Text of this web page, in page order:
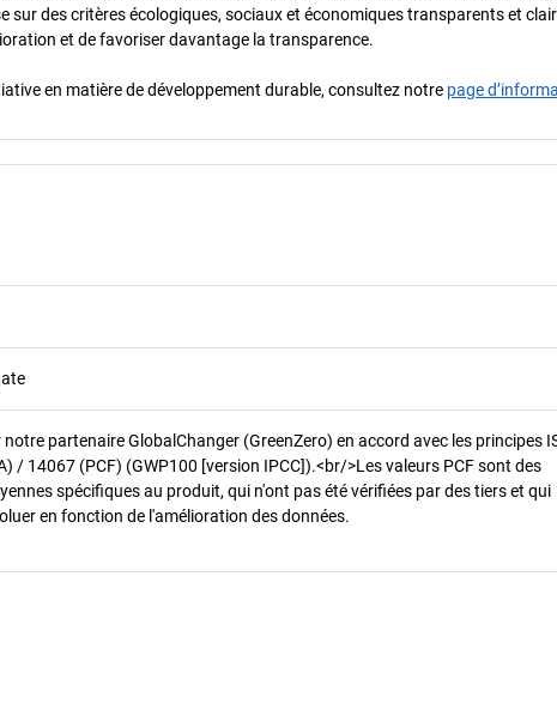
sur des critères écologiques, sociaux et économiques transparents et
et de favoriser davantage la transparence.
en matière de développement durable, consultez notre page
notre partenaire GlobalChanger (GreenZero) en accord avec les principes
/ 14067 (PCF) (GWP100 [version IPCC]).<br/>Les valeurs PCF sont des
spécifiques au produit, qui n'ont pas été vérifiées par des tiers et qui
en fonction de l'amélioration des données.